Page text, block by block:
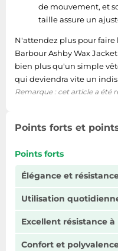
de mouvement, et
taille assure un
N'attendez plus pour
Barbour Ashby Wax
bien plus qu'un simple
qui deviendra vite un
Remarque : cet article a été
Points forts et
Points forts
Élégance et
Utilisation
Excellent résistance à
Confort et